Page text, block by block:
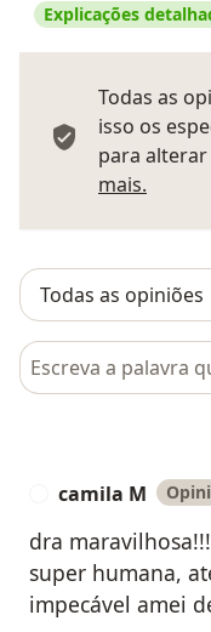
Explicações
Todas as
isso os
para
mais.
Pesquisar em
camila M
dra maravilhosa!!!
super humana,
impecável amei